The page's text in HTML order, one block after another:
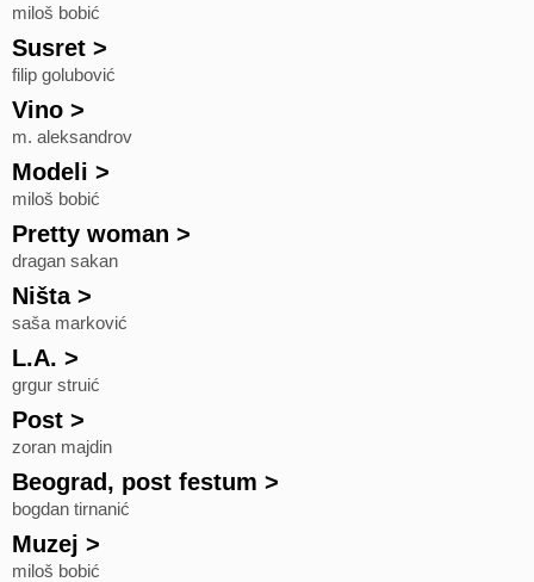
miloš bobić
Susret >
filip golubović
Vino >
m. aleksandrov
Modeli >
miloš bobić
Pretty woman >
dragan sakan
Ništa>
saša marković
L.A. >
grgur struić
Post >
zoran majdin
Beograd, post festum >
bogdan tirnanić
Muzej >
miloš bobić